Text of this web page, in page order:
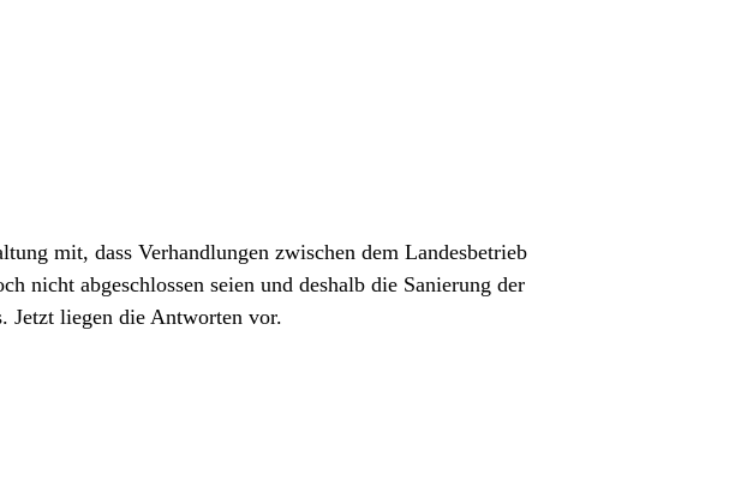
mit, dass Verhandlungen zwischen dem Landesbetrieb
nicht abgeschlossen seien und deshalb die Sanierung der
Jetzt liegen die Antworten vor.